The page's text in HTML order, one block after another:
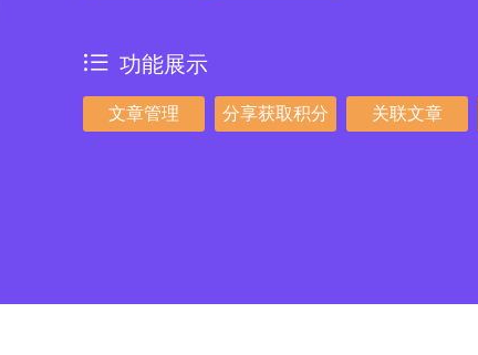
功能展示
文章管理 分享获取积分 关联文章